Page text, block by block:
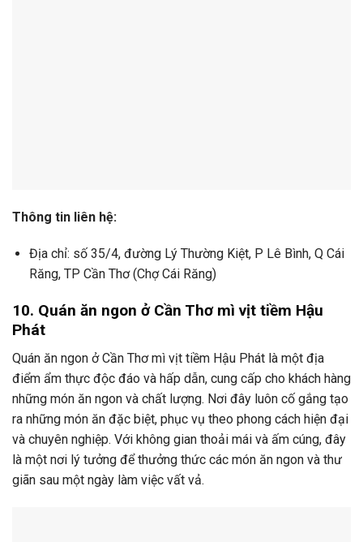
Thông tin liên hệ:
Địa chỉ: số 35/4, đường Lý Thường Kiệt, P Lê Bình, Q Cái
Răng, TP Cần Thơ (Chợ Cái Răng)
10. Quán ăn ngon ở Cần Thơ mì vịt tiềm Hậu
Phát
Quán ăn ngon ở Cần Thơ mì vịt tiềm Hậu Phát là một địa
điểm ẩm thực độc đáo và hấp dẫn, cung cấp cho khách hàng
những món ăn ngon và chất lượng. Nơi đây luôn cố gắng tạo
ra những món ăn đặc biệt, phục vụ theo phong cách hiện đại
và chuyên nghiệp. Với không gian thoải mái và ấm cúng, đây
là một nơi lý tưởng để thưởng thức các món ăn ngon và thư
giãn sau một ngày làm việc vất vả.